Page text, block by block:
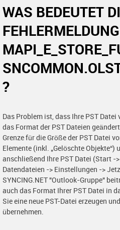
WAS BEDEUTET
?
Das Problem ist, dass Ihre PST
das Format der PST Dateien
Grenze für die Größe der PST Datei
Elemente (inkl. „Gelöschte Objekte“)
anschließend Ihre PST Datei (Start -
Datendateien -> Einstellungen ->
SYNCING.NET "Outlook-Gruppe"
auch das Format Ihrer PST Datei in
Sie eine neue PST-Datei erzeugen
übernehmen.